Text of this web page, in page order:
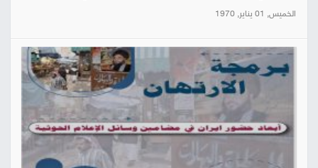
الخميس, 01 يناير, 1970